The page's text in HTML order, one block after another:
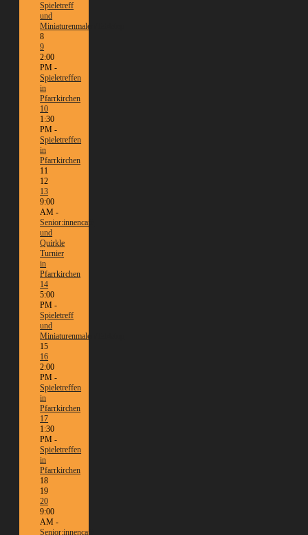
Spieletreff
und
Miniaturenmalen/Tabletop
8
9
2:00
PM -
Spieletreffen
in
Pfarrkirchen
10
1:30
PM -
Spieletreffen
in
Pfarrkirchen
11
12
13
9:00
AM -
Senior:innencafé
und
Quirkle
Turnier
in
Pfarrkirchen
14
5:00
PM -
Spieletreff
und
Miniaturenmalen/Tabletop
15
16
2:00
PM -
Spieletreffen
in
Pfarrkirchen
17
1:30
PM -
Spieletreffen
in
Pfarrkirchen
18
19
20
9:00
AM -
Senior:innencafé